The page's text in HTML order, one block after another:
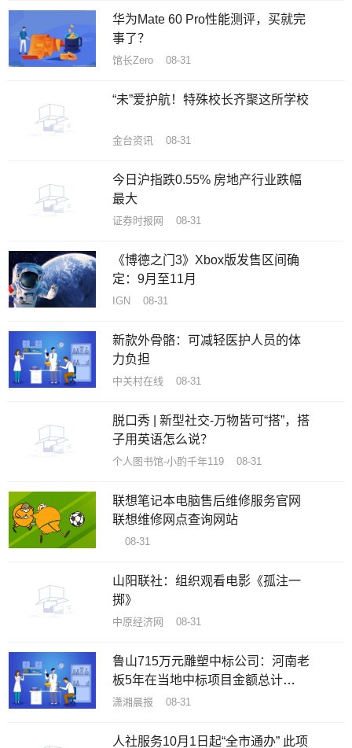
华为Mate 60 Pro性能测评，买就完
事了？
馆长Zero 08-31
“未”爱护航！特殊校长齐聚这所学校
金台资讯 08-31
今日沪指跌0.55% 房地产行业跌幅
最大
证券时报网 08-31
《博德之门3》Xbox版发售区间确
定：9月至11月
IGN 08-31
新款外骨骼：可减轻医护人员的体
力负担
中关村在线 08-31
脱口秀 | 新型社交-万物皆可“搭”，搭
子用英语怎么说？
个人图书馆-小酌千年119 08-31
联想笔记本电脑售后维修服务官网
联想维修网点查询网站
08-31
山阳联社：组织观看电影《孤注一
掷》
中原经济网 08-31
鲁山715万元雕塑中标公司：河南老
板5年在当地中标项目金额总计
1482万
潇湘晨报 08-31
人社服务10月1日起“全市通办” 此项